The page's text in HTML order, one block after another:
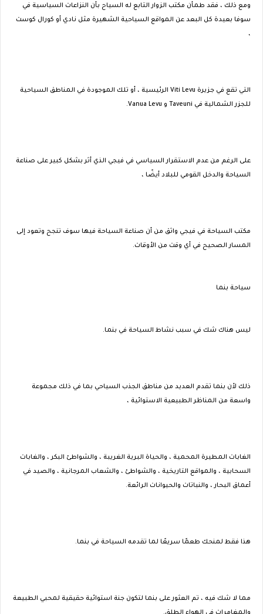
ومع ذلك ، فقد طمأن مكتب الزوار التابع له السياح بأن النزاعات السياسية في
سوفا بعيدة كل البعد عن المواقع السياحية الشهيرة مثل نادي أو كورال كوست
التي تقع في جزيرة Viti Levu الرئيسية ، أو تلك الموجودة في المناطق السياحية
للجزر الشمالية في Taveuni و Vanua Levu.
على الرغم من عدم الاستقرار السياسي في فيجي الذي أثر بشكل كبير على صناعة
السياحة والدخل القومي للبلاد أيضًا ،
مكتب السياحة في فيجي واثق من أن صناعة السياحة فيها سوف تنجح وتعود إلى
المسار الصحيح في أي وقت من الأوقات.
سياحة بنما
ليس هناك شك في سبب نشاط السياحة في بنما.
ذلك لأن بنما تقدم العديد من مناطق الجذب السياحي بما في ذلك مجموعة
واسعة من المناظر الطبيعية الاستوائية ،
الغابات المطيرة المحمية ، والحياة البرية الغريبة ، والشواطئ البكر ، والغابات
السحابية ، والمواقع التاريخية ، والشواطئ ، والشعاب المرجانية ، والصيد في
أعماق البحار ، والنباتات والحيوانات الرائعة.
هذا فقط لمنحك طعمًا سريعًا لما تقدمه السياحة في بنما.
مما لا شك فيه ، تم العثور على بنما لتكون جنة استوائية حقيقية لمحبي الطبيعة